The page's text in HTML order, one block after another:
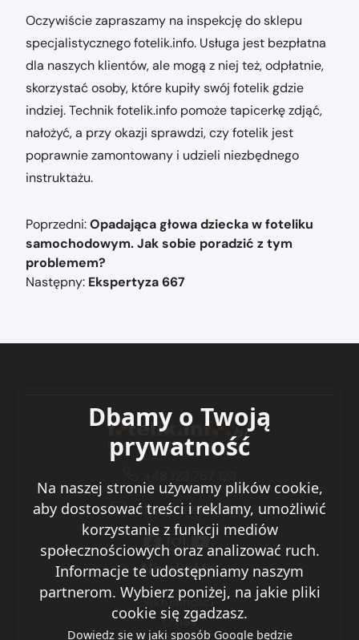
Oczywiście zapraszamy na inspekcję do sklepu
specjalistycznego fotelik.info. Usługa jest bezpłatna
dla naszych klientów, ale mogą z niej też, odpłatnie,
skorzystać osoby, które kupiły swój fotelik gdzie
indziej. Technik fotelik.info pomoże tapicerkę zdjąć,
nałożyć, a przy okazji sprawdzi, czy fotelik jest
poprawnie zamontowany i udzieli niezbędnego
instruktażu.
Nawigacja
wpisu
Poprzedni:Opadająca głowa dziecka w foteliku
samochodowym. Jak sobie poradzić z tym
problemem?
Następny: Ekspertyza 667
sklep@fotelik.info.pl
Na skróty
Aktualności
O nas
Dbamy o Twoją
prywatność
Na naszej stronie używamy plików cookie,
aby dostosować treści i reklamy, umożliwić
korzystanie z funkcji mediów
społecznościowych oraz analizować ruch.
Informacje te udostępniamy naszym
partnerom. Wybierz poniżej, na jakie pliki
cookie się zgadzasz.
Dowiedz się w jaki sposób Google będzie